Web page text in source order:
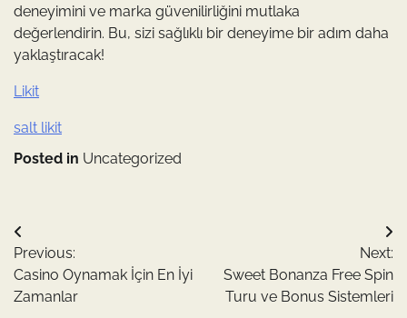
deneyimini ve marka güvenilirliğini mutlaka
değerlendirin. Bu, sizi sağlıklı bir deneyime bir adım daha
yaklaştıracak!
Likit
salt likit
Posted in Uncategorized
Yazı
gezinmesi
Previous:
Casino Oynamak İçin En İyi
Zamanlar
Next:
Sweet Bonanza Free Spin
Turu ve Bonus Sistemleri